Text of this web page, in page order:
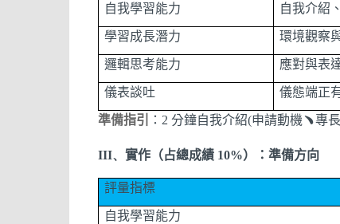
自我學習能力 自我介紹
學習成長潛力 環境觀察
邏輯思考能力 應對與表
儀表談吐 儀態端正
準備指引 ： 2 分鐘自我介紹(申請動機 ﹅專
III、 實作 （占總成績 10%） ： 準備方向
評量指標
自我學習能力